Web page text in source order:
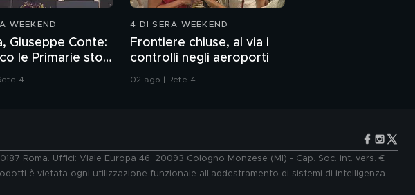
WEEKEND
Giuseppe Conte:
le Primarie stop
4
4 DI SERA WEEKEND
Frontiere chiuse, al via i
controlli negli aeroporti
02 ago | Rete 4
Roma. Uffici: Viale Europa 46, 20093 Cologno Monzese (MI) - Cap. Soc. int. vers. €
è vietata ogni utilizzazione funzionale all'addestramento di sistemi di intelligenza